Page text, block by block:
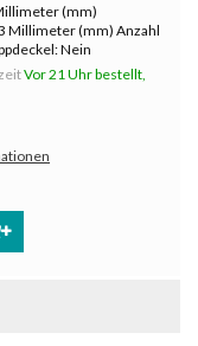
(mm)
Millimeter (mm) Anzahl
Nein
Nein
Werkstoff:
Vor 21 Uhr bestellt,